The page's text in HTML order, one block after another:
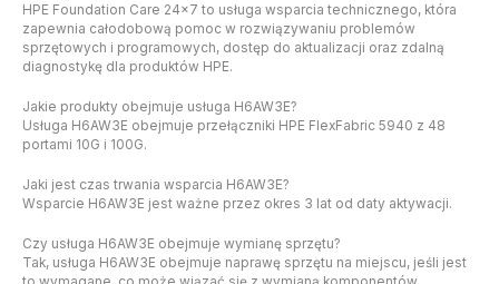
HPE Foundation Care 24×7 to usługa wsparcia technicznego, która
zapewnia całodobową pomoc w rozwiązywaniu problemów
sprzętowych i programowych, dostęp do aktualizacji oraz zdalną
diagnostykę dla produktów HPE.
Jakie produkty obejmuje usługa H6AW3E?
Usługa H6AW3E obejmuje przełączniki HPE FlexFabric 5940 z 48
portami 10G i 100G.
Jaki jest czas trwania wsparcia H6AW3E?
Wsparcie H6AW3E jest ważne przez okres 3 lat od daty aktywacji.
Czy usługa H6AW3E obejmuje wymianę sprzętu?
Tak, usługa H6AW3E obejmuje naprawę sprzętu na miejscu, jeśli jest